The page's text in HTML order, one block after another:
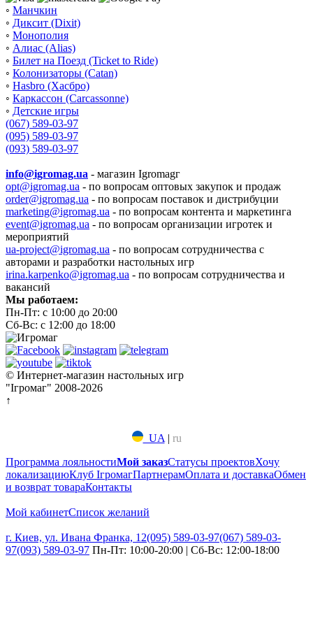
◦ Манчкин
◦ Диксит (Dixit)
◦ Монополия
◦ Алиас (Alias)
◦ Билет на Поезд (Ticket to Ride)
◦ Колонизаторы (Catan)
◦ Hasbro (Хасбро)
◦ Каркассон (Carcassonne)
◦ Детские игры
(067) 589-03-97
(095) 589-03-97
(093) 589-03-97
info@igromag.ua - магазин Igromagг
opt@igromag.ua - по вопросам оптовых закупок и продаж
order@igromag.ua - по вопросам поставок и дистрибуции
marketing@igromag.ua - по вопросам контента и маркетинга
event@igromag.ua - по вопросам организации игротек и
мероприятий
ua-project@igromag.ua - по вопросам сотрудничества с
авторами и разработки настольных игр
irina.karpenko@igromag.ua - по вопросам сотрудничества и
вакансий
Мы работаем:
Пн-Пт: с 10:00 до 20:00
Сб-Вс: с 12:00 до 18:00
© Интернет-магазин настольных игр
"Ігромаг" 2008-2026
↑
UA | ru
Программа лояльностиМой заказСтатусы проектовХочу
локализациюКлуб ІгромагПартнерамОплата и доставкаОбмен
и возврат товараКонтакты
Мой кабинетСписок желаний
г. Киев, ул. Ивана Франка, 12(095) 589-03-97(067) 589-03-
97(093) 589-03-97 Пн-Пт: 10:00-20:00 | Сб-Вс: 12:00-18:00